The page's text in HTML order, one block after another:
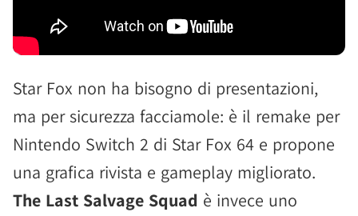
Star Fox non ha bisogno di presentazioni,
ma per sicurezza facciamole: è il remake per
Nintendo Switch 2 di Star Fox 64 e propone
una grafica rivista e gameplay migliorato.
The Last Salvage Squad è invece uno